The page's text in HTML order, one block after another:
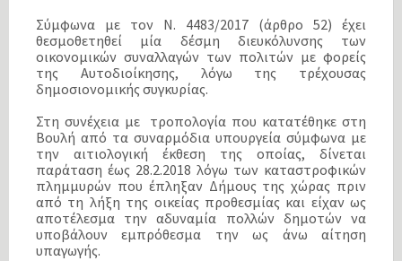
Σύμφωνα με τον Ν. 4483/2017 (άρθρο 52) έχει
θεσμοθετηθεί μία δέσμη διευκόλυνσης των
οικονομικών συναλλαγών των πολιτών με φορείς
της Αυτοδιοίκησης, λόγω της τρέχουσας
δημοσιονομικής συγκυρίας.
Στη συνέχεια με τροπολογία που κατατέθηκε στη
Βουλή από τα συναρμόδια υπουργεία σύμφωνα με
την αιτιολογική έκθεση της οποίας, δίνεται
παράταση έως 28.2.2018 λόγω των καταστροφικών
πλημμυρών που έπληξαν Δήμους της χώρας πριν
από τη λήξη της οικείας προθεσμίας και είχαν ως
αποτέλεσμα την αδυναμία πολλών δημοτών να
υποβάλουν εμπρόθεσμα την ως άνω αίτηση
υπαγωγής.